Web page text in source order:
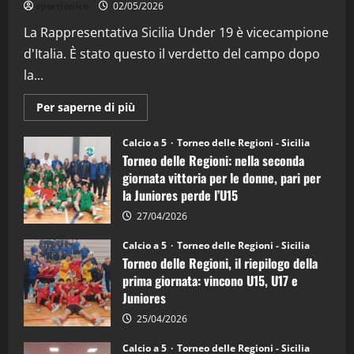
08/04/2026
02/05/2026
La Rappresentativa Sicilia Under 19 è vicecampione
d'Italia. È stato questo il verdetto del campo dopo
la...
Per saperne di più
informazioni
Torneo
delle
Regioni
di
calcio
a
5:
la
Juniores
è
vicecampione
d’Italia
Calcio a 5 Torneo delle Regioni - Sicilia
Torneo delle Regioni: nella seconda
giornata vittoria per le donne, pari per
la Juniores perde l’U15
27/04/2026
Calcio a 5 Torneo delle Regioni - Sicilia
Torneo delle Regioni, il riepilogo della
prima giornata: vincono U15, U17 e
Juniores
25/04/2026
Calcio a 5 Torneo delle Regioni - Sicilia